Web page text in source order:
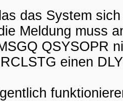
das System
Meldung muss
QSYSOPR
einen